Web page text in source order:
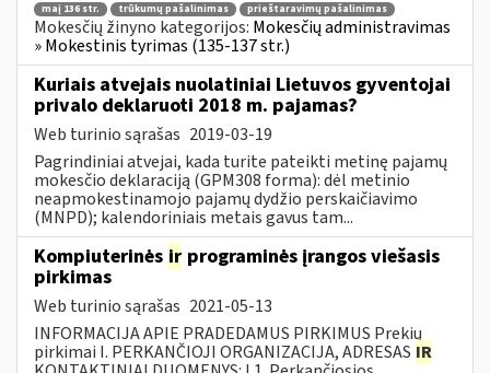
maį 136 str.
trūkumų pašalinimas prieštaravimų pašalinimas
Mokesčių žinyno kategorijos: Mokesčių administravimas
» Mokestinis tyrimas (135-137 str.)
Kuriais atvejais nuolatiniai Lietuvos gyventojai
privalo deklaruoti 2018 m. pajamas?
Web turinio sąrašas 2019-03-19
Pagrindiniai atvejai, kada turite pateikti metinę pajamų
mokesčio deklaraciją (GPM308 forma): dėl metinio
neapmokestinamojo pajamų dydžio perskaičiavimo
(MNPD); kalendoriniais metais gavus tam...
Kompiuterinės ir programinės įrangos viešasis
pirkimas
Web turinio sąrašas 2021-05-13
INFORMACIJA APIE PRADEDAMUS PIRKIMUS Prekių
pirkimai I. PERKANČIOJI ORGANIZACIJA, ADRESAS IR